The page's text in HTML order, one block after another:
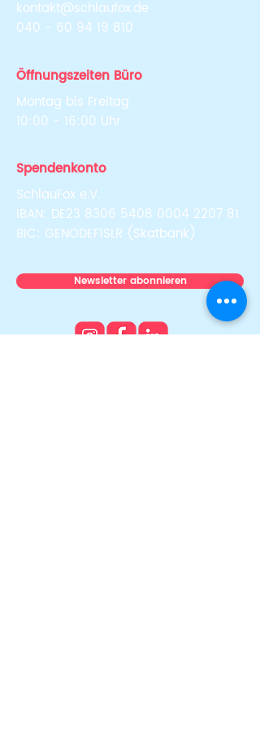
kontakt@schlaufox.de
040 - 60 94 19 810
Öffnungszeiten Büro
Montag bis Freitag
10:00 - 16:00 Uhr
Spendenkonto
SchlauFox e.V.
IBAN: DE23 8306 5408 0004 2207 81
BIC: GENODEF1SLR (Skatbank)
Newsletter abonnieren